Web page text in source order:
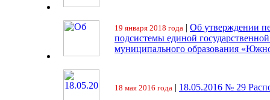
19 января 2018 года | Об утверждении
подсистемы единой
муниципального образования
18 мая 2016 года | 18.05.2016 № 29